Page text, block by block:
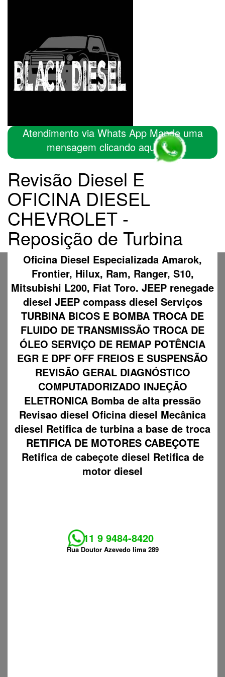
Atendimento via Whats App Mande uma
mensagem clicando aqui
Revisão Diesel E
OFICINA DIESEL
CHEVROLET -
Reposição de Turbina
Oficina Diesel Especializada Amarok,
Frontier, Hilux, Ram, Ranger, S10,
Mitsubishi L200, Fiat Toro. JEEP renegade
diesel JEEP compass diesel Serviços
TURBINA BICOS E BOMBA TROCA DE
FLUIDO DE TRANSMISSÃO TROCA DE
ÓLEO SERVIÇO DE REMAP POTÊNCIA
EGR E DPF OFF FREIOS E SUSPENSÃO
REVISÃO GERAL DIAGNÓSTICO
COMPUTADORIZADO INJEÇÃO
ELETRONICA Bomba de alta pressão
Revisao diesel Oficina diesel Mecânica
diesel Retifica de turbina a base de troca
RETIFICA DE MOTORES CABEÇOTE
Retifica de cabeçote diesel Retifica de
motor diesel
11 9 9484-8420
Rua Doutor Azevedo lima 289